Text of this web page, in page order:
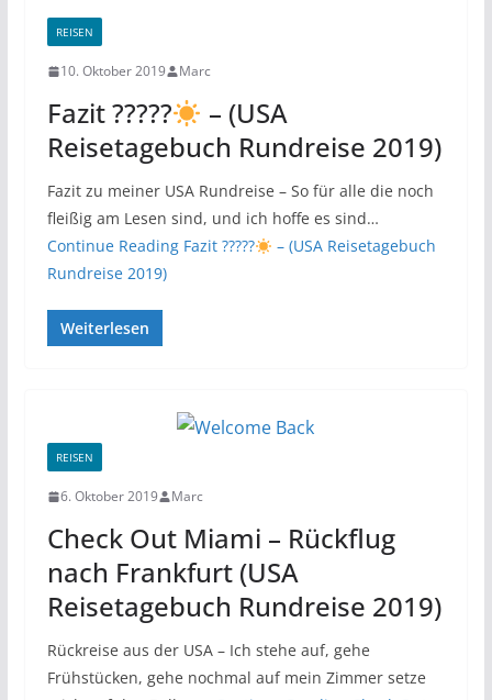
REISEN
10. Oktober 2019 Marc
Fazit ?????
– (USA
Reisetagebuch Rundreise 2019)
Fazit zu meiner USA Rundreise – So für alle die noch
fleißig am Lesen sind, und ich hoffe es sind…
Continue ReadingFazit ?????
– (USA Reisetagebuch
Rundreise 2019)
Weiterlesen
REISEN
6. Oktober 2019 Marc
Check Out Miami – Rückflug
nach Frankfurt (USA
Reisetagebuch Rundreise 2019)
Rückreise aus der USA – Ich stehe auf, gehe
Frühstücken, gehe nochmal auf mein Zimmer setze